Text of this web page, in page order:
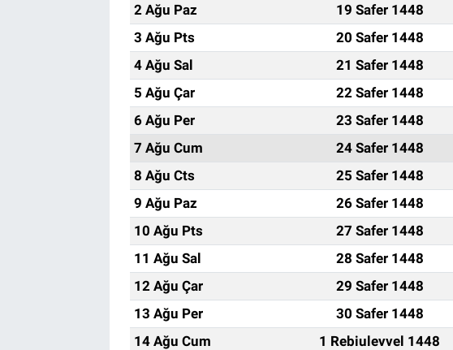
2 Ağu Paz
19 Safer 1448
3 Ağu Pts
20 Safer 1448
4 Ağu Sal
21 Safer 1448
5 Ağu Çar
22 Safer 1448
6 Ağu Per
23 Safer 1448
7 Ağu Cum
24 Safer 1448
8 Ağu Cts
25 Safer 1448
9 Ağu Paz
26 Safer 1448
10 Ağu Pts
27 Safer 1448
11 Ağu Sal
28 Safer 1448
12 Ağu Çar
29 Safer 1448
13 Ağu Per
30 Safer 1448
14 Ağu Cum
1 Rebiulevvel 1448